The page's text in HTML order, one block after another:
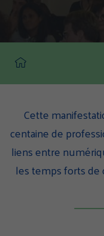
Cette
centaine de
liens entre
les temps forts de